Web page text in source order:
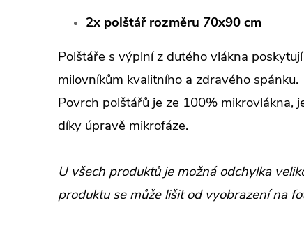
2x polštář rozměru 70x90 cm
Polštáře s výplní z dutého vlákna
milovníkům kvalitního a zdravého spánku.
Povrch polštářů je ze 100% mikrovlákna,
díky úpravě mikrofáze.
U všech produktů je možná odchylka
produktu se může lišit od vyobrazení na